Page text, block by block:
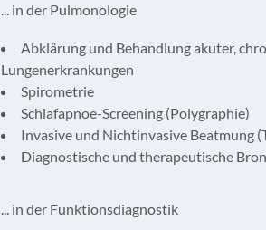
... in der Pulmonologie
Abklärung und Behandlung akuter,
Lungenerkrankungen
Spirometrie
Schlafapnoe-Screening (Polygraphie)
Invasive und Nichtinvasive Beatmung
Diagnostische und therapeutische
... in der Funktionsdiagnostik